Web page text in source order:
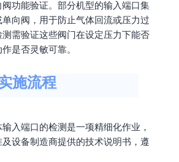
功能验证。部分机型的输入端口集
向阀，用于防止气体回流或压力过
需验证这些阀门在设定压力下能否
是否灵敏可靠。
施流程
入端口的检测是一项精细化作业，
设备制造商提供的技术说明书，遵